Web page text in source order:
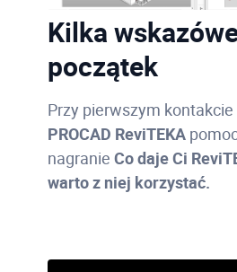
Kilka
początek
Przy pierwszym
PROCAD ReviTEKA
nagranie Co daje Ci
warto z niej korzystać.